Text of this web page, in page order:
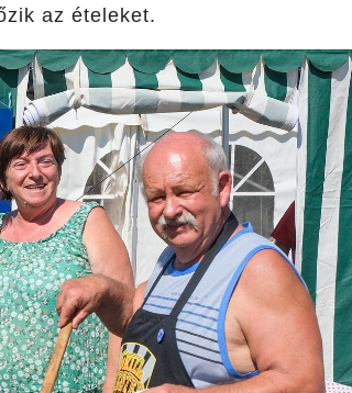
az ételeket.